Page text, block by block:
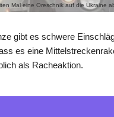
Mal eine Oreschnik auf die Ukraine
gibt es schwere
es eine
als Racheaktion.